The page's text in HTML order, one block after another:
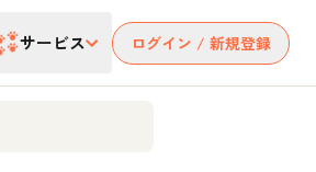
サービス ログイン / 新規登録